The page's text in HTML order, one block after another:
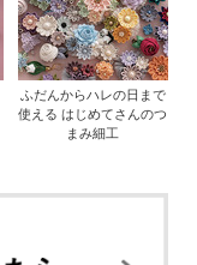
ふだんからハレの日まで
使える はじめてさんのつ
まみ細工